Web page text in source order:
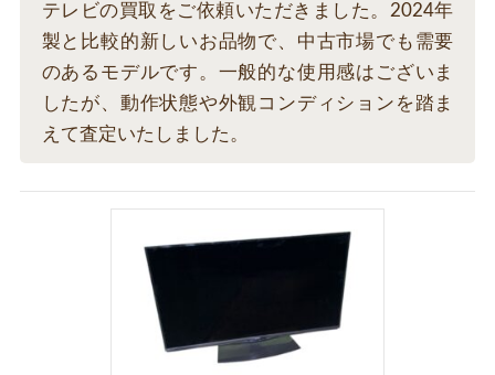
テレビの買取をご依頼いただきました。2024年
製と比較的新しいお品物で、中古市場でも需要
のあるモデルです。一般的な使用感はございま
したが、動作状態や外観コンディションを踏ま
えて査定いたしました。